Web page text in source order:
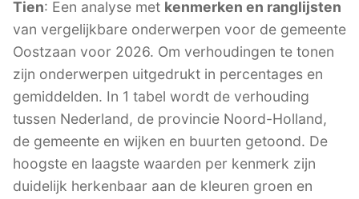
Tien: Een analyse met kenmerken en ranglijsten
van vergelijkbare onderwerpen voor de gemeente
Oostzaan voor 2026. Om verhoudingen te tonen
zijn onderwerpen uitgedrukt in percentages en
gemiddelden. In 1 tabel wordt de verhouding
tussen Nederland, de provincie Noord-Holland,
de gemeente en wijken en buurten getoond. De
hoogste en laagste waarden per kenmerk zijn
duidelijk herkenbaar aan de kleuren groen en